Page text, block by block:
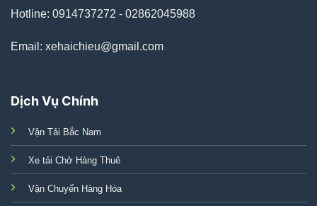
Hotline: 0914737272 - 02862045988
Email: xehaichieu@gmail.com
Dịch Vụ Chính
Vận Tải Bắc Nam
Xe tải Chở Hàng Thuê
Vận Chuyển Hàng Hóa